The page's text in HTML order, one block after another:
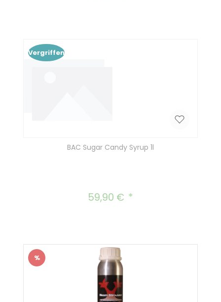
Vergriffen
BAC Sugar Candy Syrup 1l
Regulärer Preis:
59,90 €
Rabatt
%